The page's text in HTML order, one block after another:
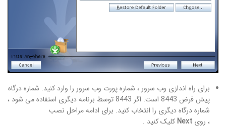
برای راه اندازی وب سرور ، شماره پورت وب سرور را وارد کنید. شماره درگاه
پیش فرض 8443 است. اگر 8443 توسط برنامه دیگری استفاده می شود ،
شماره درگاه دیگری را انتخاب کنید. برای ادامه مراحل نصب
، روی Nextکلیک کنید .